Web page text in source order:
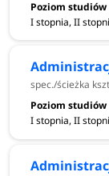
I stopnia, II
spec./ścieżka
I stopnia, II